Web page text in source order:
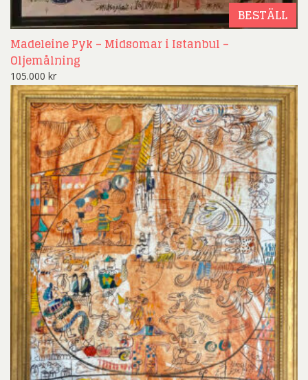
BESTÄLL
Madeleine Pyk – Midsomar i Istanbul –
Oljemålning
105.000 kr